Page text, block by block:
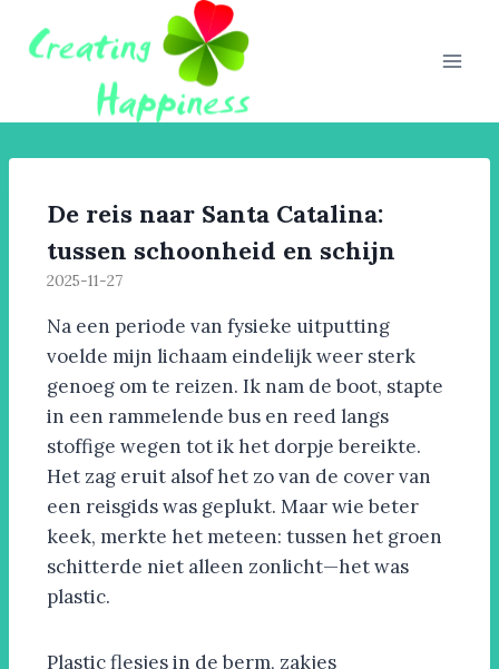
De reis naar Santa Catalina:
tussen schoonheid en schijn
2025-11-27
Na een periode van fysieke uitputting
voelde mijn lichaam eindelijk weer sterk
genoeg om te reizen. Ik nam de boot, stapte
in een rammelende bus en reed langs
stoffige wegen tot ik het dorpje bereikte.
Het zag eruit alsof het zo van de cover van
een reisgids was geplukt. Maar wie beter
keek, merkte het meteen: tussen het groen
schitterde niet alleen zonlicht—het was
plastic.
Plastic flesjes in de berm, zakjes